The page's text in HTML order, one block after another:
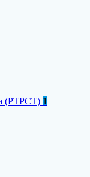
(PTPCT) 1